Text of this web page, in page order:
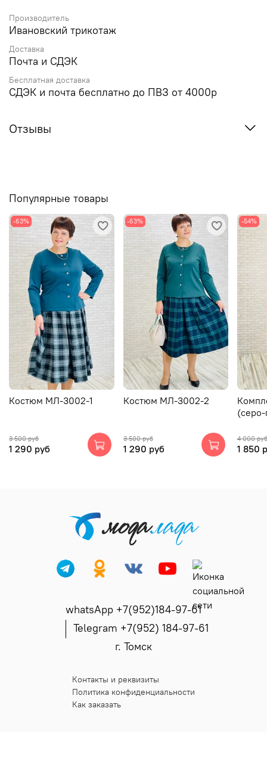
Производитель
Ивановский трикотаж
Доставка
Почта и СДЭК
Бесплатная доставка
СДЭК и почта бесплатно до ПВЗ от 4000р
Отзывы
Популярные товары
-63%
Костюм МЛ-3002-1
3 500 руб
1 290 руб
-63%
Костюм МЛ-3002-2
3 500 руб
1 290 руб
-54%
4 000 руб
1 850
whatsApp +7(952)184-97-61
Telegram +7(952) 184-97-61
г. Томск
Контакты и реквизиты
Политика конфиденциальности
Как заказать